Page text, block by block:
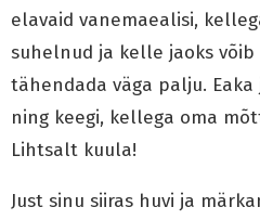
elavaid vanemaealisi,
suhelnud ja kelle jaoks
tähendada väga palju.
ning keegi, kellega oma
Lihtsalt kuula!
Just sinu siiras huvi ja